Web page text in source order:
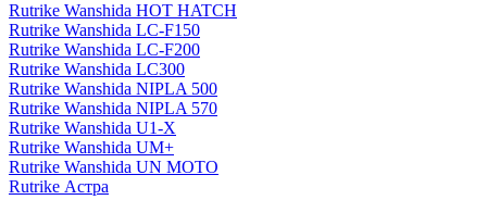
Rutrike Wanshida HOT HATCH
Rutrike Wanshida LC-F150
Rutrike Wanshida LC-F200
Rutrike Wanshida LC300
Rutrike Wanshida NIPLA 500
Rutrike Wanshida NIPLA 570
Rutrike Wanshida U1-X
Rutrike Wanshida UM+
Rutrike Wanshida UN MOTO
Rutrike Астра